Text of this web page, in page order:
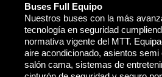
Buses Full Equipo
Nuestros buses con la más
tecnología en seguridad
normativa vigente del MTT.
aire acondicionado, asientos
salón cama, sistemas de